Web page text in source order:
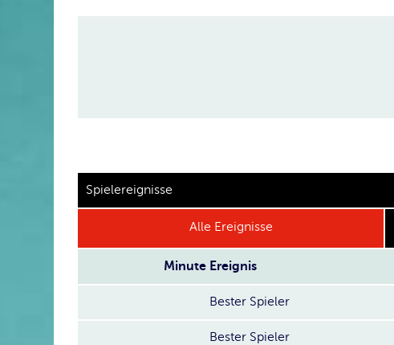
Spielereignisse
Alle Ereignisse
Minute Ereignis
Bester Spieler
Bester Spieler